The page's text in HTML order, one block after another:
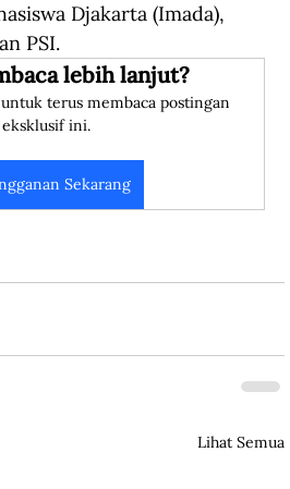
Djakarta (Imada),
PSI.
lebih lanjut?
terus membaca postingan
eksklusif ini.
Sekarang
Lihat Semua